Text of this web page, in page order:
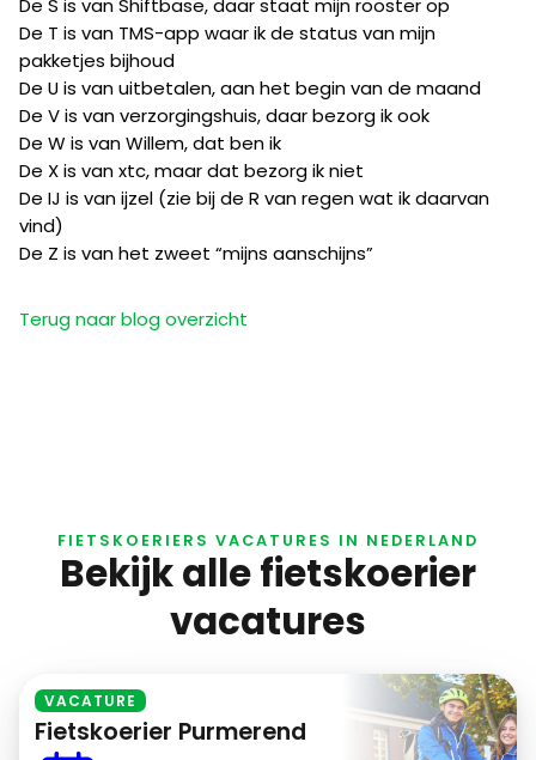
De S is van Shiftbase, daar staat mijn rooster op
De T is van TMS-app waar ik de status van mijn
pakketjes bijhoud
De U is van uitbetalen, aan het begin van de maand
De V is van verzorgingshuis, daar bezorg ik ook
De W is van Willem, dat ben ik
De X is van xtc, maar dat bezorg ik niet
De IJ is van ijzel (zie bij de R van regen wat ik daarvan
vind)
De Z is van het zweet “mijns aanschijns”
Terug naar blog overzicht
FIETSKOERIERS VACATURES IN NEDERLAND
Bekijk alle fietskoerier
vacatures
VACATURE
Fietskoerier Purmerend